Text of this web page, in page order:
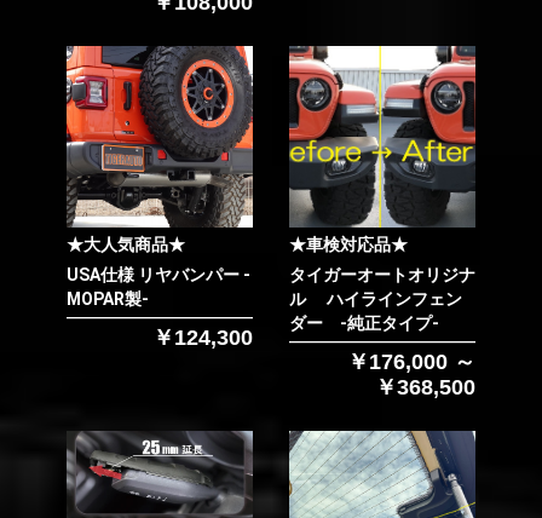
★大人気商品★
USA仕様 リヤバンパー -
MOPAR製-
￥124,300
★車検対応品★
タイガーオートオリジナ
ル ハイラインフェン
ダー -純正タイプ-
￥176,000 ～
￥368,500